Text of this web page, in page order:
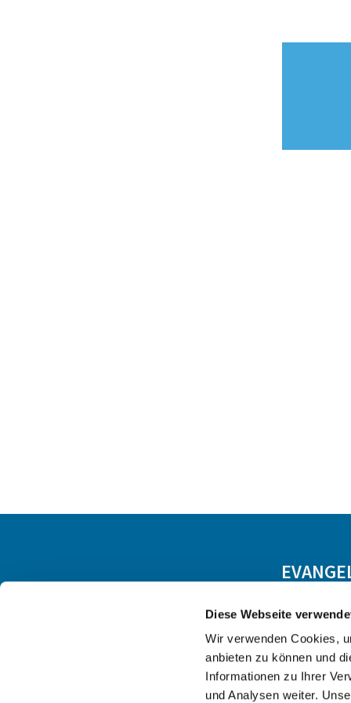
Diese Webseite
Wir verwenden Cookies,
anbieten zu können und
Informationen zu Ihrer
und Analysen weiter.